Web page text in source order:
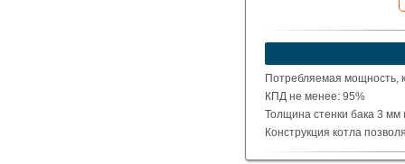
Потребляемая мощность,
КПД не менее: 95%
Толщина стенки бака 3
Конструкция котла
оборудованием для